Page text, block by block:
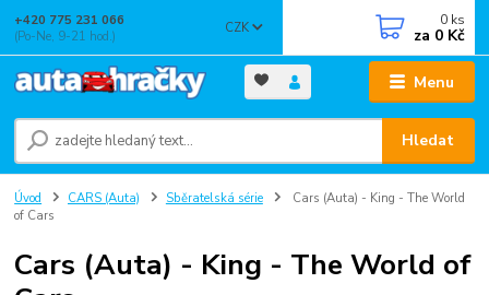
Menu
CZK
Hledat
+420 775 231 066
(Po-Ne, 9-21 hod.)
0 ks
za 0 Kč
Úvod CARS (Auta) Sběratelská série
Cars (Auta) - King - The World
of Cars
Cars (Auta) - King - The World of